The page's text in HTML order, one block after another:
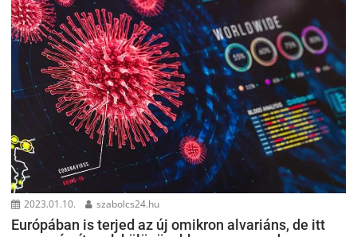
2023.01.10. szabolcs24.hu
Európában is terjed az új omikron alvariáns, de itt